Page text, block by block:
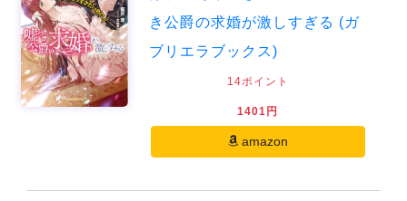
き公爵の求婚が激しすぎる (ガ
ブリエラブックス)
14ポイント
1401円
amazon